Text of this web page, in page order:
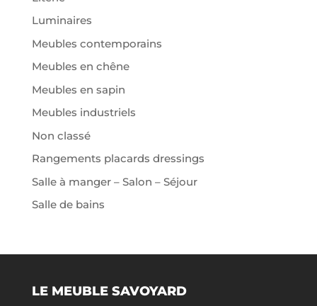
Luminaires
Meubles contemporains
Meubles en chêne
Meubles en sapin
Meubles industriels
Non classé
Rangements placards dressings
Salle à manger – Salon – Séjour
Salle de bains
LE MEUBLE SAVOYARD